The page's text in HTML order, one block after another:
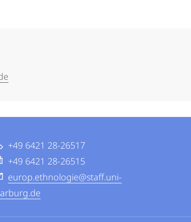
+49 6421 28-26517
+49 6421 28-26515
europ.ethnologie@staff.uni-